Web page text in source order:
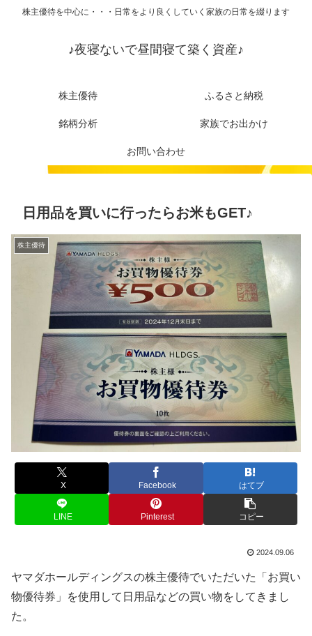
株主優待を中心に・・・日常をより良くしていく家族の日常を綴ります
♪夜寝ないで昼間寝て築く資産♪
株主優待 ふるさと納税
銘柄分析 家族でお出かけ
お問い合わせ
日用品を買いに行ったらお米もGET♪
株主優待
X Facebook はてブ
LINE Pinterest コピー
2024.09.06
ヤマダホールディングスの株主優待でいただいた「お買い
物優待券」を使用して日用品などの買い物をしてきまし
た。